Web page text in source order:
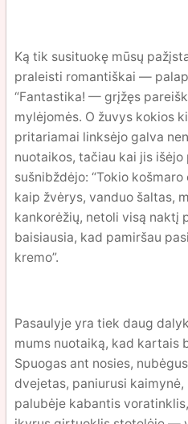
Ką tik susituokę mūsų
praleisti romantiškai —
“Fantastika! — grįžęs
mylėjomės. O žuvys kokios
pritariamai linksėjo galva
nuotaikos, tačiau kai jis
sušnibždėjo: “Tokio
kaip žvėrys, vanduo šaltas,
kankorėžių, netoli visą naktį
baisiausia, kad pamiršau
kremo”.
Pasaulyje yra tiek daug
mums nuotaiką, kad kartais
Spuogas ant nosies,
dvejetas, paniurusi
palubėje kabantis